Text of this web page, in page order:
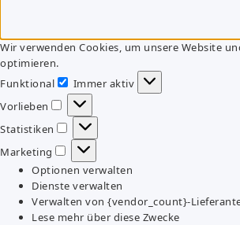
Wir verwenden Cookies, um unsere Website
optimieren.
Funktional
Funktional
Immer aktiv
Vorlieben
Vorlieben
Statistiken
Statistiken
Marketing
Marketing
Optionen verwalten
Dienste verwalten
Verwalten von {vendor_count}-
Lese mehr über diese Zwecke